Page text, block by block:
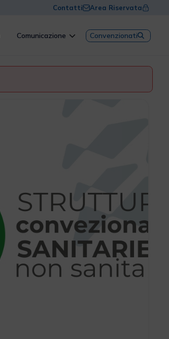
Contatti Area Riservata
Comunicazione Convenzionati